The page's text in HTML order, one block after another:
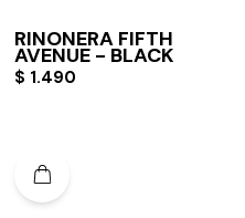
RIÑONERA FIFTH
AVENUE - BLACK
$ 1.490